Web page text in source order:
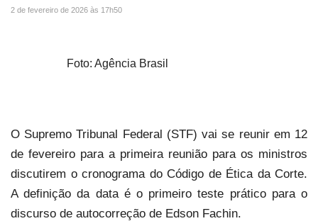
2 de fevereiro de 2026 às 17h50
Foto: Agência Brasil
O Supremo Tribunal Federal (STF) vai se reunir em 12
de fevereiro para a primeira reunião para os ministros
discutirem o cronograma do Código de Ética da Corte.
A definição da data é o primeiro teste prático para o
discurso de autocorreção de Edson Fachin.